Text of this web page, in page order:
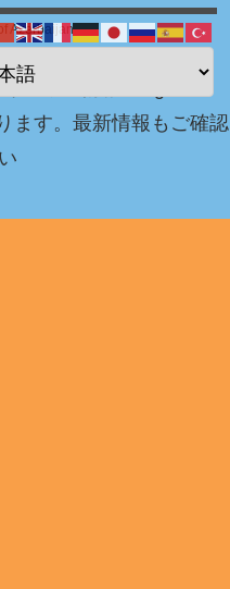
Azerbaijan
ジャン情報 Blog！
ます。最新情報もご確認